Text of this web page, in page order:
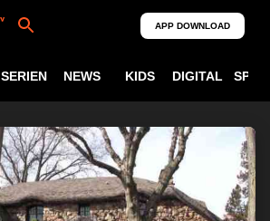
APP DOWNLOAD
SERIEN NEWS KIDS DIGITAL